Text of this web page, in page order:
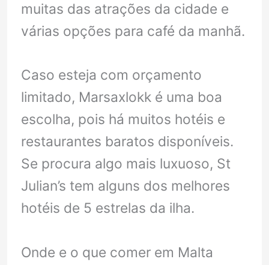
muitas das atrações da cidade e
várias opções para café da manhã.
Caso esteja com orçamento
limitado, Marsaxlokk é uma boa
escolha, pois há muitos hotéis e
restaurantes baratos disponíveis.
Se procura algo mais luxuoso, St
Julian’s tem alguns dos melhores
hotéis de 5 estrelas da ilha.
Onde e o que comer em Malta